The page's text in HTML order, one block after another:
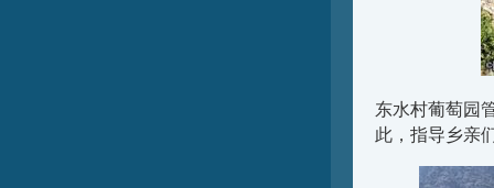
东水村葡萄园
此，指导乡亲